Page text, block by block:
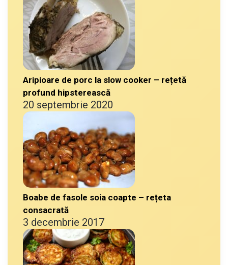
Aripioare de porc la slow cooker – rețetă
profund hipsterească
20 septembrie 2020
Boabe de fasole soia coapte – rețeta
consacrată
3 decembrie 2017